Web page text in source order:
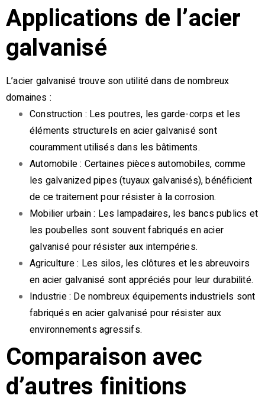
Applications de l’acier
galvanisé
L’acier galvanisé trouve son utilité dans de nombreux
domaines :
Construction : Les poutres, les garde-corps et les
éléments structurels en acier galvanisé sont
couramment utilisés dans les bâtiments.
Automobile : Certaines pièces automobiles, comme
les galvanized pipes (tuyaux galvanisés), bénéficient
de ce traitement pour résister à la corrosion.
Mobilier urbain : Les lampadaires, les bancs publics et
les poubelles sont souvent fabriqués en acier
galvanisé pour résister aux intempéries.
Agriculture : Les silos, les clôtures et les abreuvoirs
en acier galvanisé sont appréciés pour leur durabilité.
Industrie : De nombreux équipements industriels sont
fabriqués en acier galvanisé pour résister aux
environnements agressifs.
Comparaison avec
d’autres finitions